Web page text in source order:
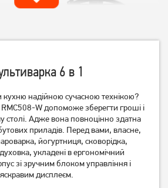
Мультиварка Redmond
RMC-M26
1 999грн
1 799грн
6 в 1
кухню надійною сучасною технікою?
W допоможе зберегти гроші і
столі. Адже вона повноцінно здатна
приладів. Перед вами, власне,
йогуртниця, сковорідка,
укладені в ергономічний
зі зручним блоком управління і
яскравим дисплеєм.